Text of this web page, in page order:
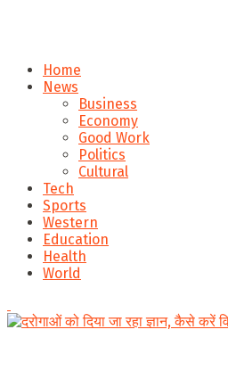
Home
News
Business
Economy
Good Work
Politics
Cultural
Tech
Sports
Western
Education
Health
World